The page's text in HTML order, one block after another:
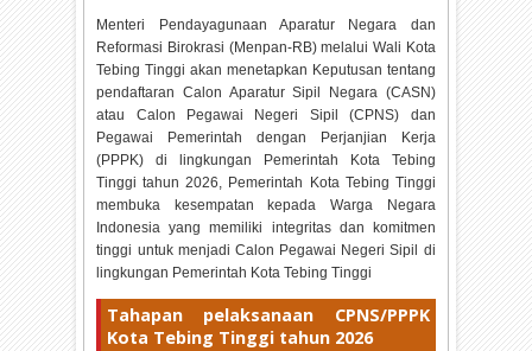
Menteri Pendayagunaan Aparatur Negara dan
Reformasi Birokrasi (Menpan-RB) melalui Wali Kota
Tebing Tinggi akan menetapkan Keputusan tentang
pendaftaran Calon Aparatur Sipil Negara (CASN)
atau Calon Pegawai Negeri Sipil (CPNS) dan
Pegawai Pemerintah dengan Perjanjian Kerja
(PPPK) di lingkungan Pemerintah Kota Tebing
Tinggi tahun2026, Pemerintah Kota Tebing Tinggi
membuka kesempatan kepada Warga Negara
Indonesia yang memiliki integritas dan komitmen
tinggi untuk menjadi Calon Pegawai Negeri Sipil di
lingkungan Pemerintah Kota Tebing Tinggi
Tahapan pelaksanaan CPNS/PPPK
Kota Tebing Tinggi tahun 2026